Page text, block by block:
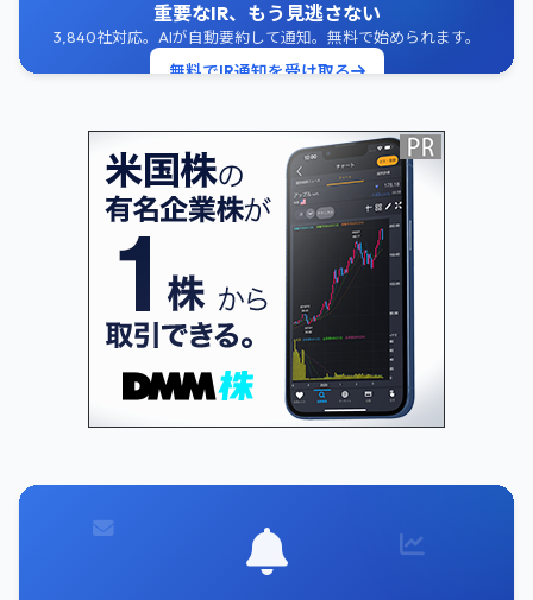
重要なIR、もう見逃さない
3,840社対応。AIが自動要約して通知。無料で始められます。
無料でIR通知を受け取る